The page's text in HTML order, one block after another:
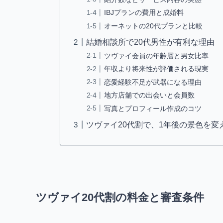
IBJプランの費用と成婚料
オーネットの20代プランと比較
結婚相談所で20代男性が有利な理由
ツヴァイ会員の年齢層と男女比率
年収より将来性が評価される現実
恋愛経験不足が武器になる理由
地方店舗での出会いと会員数
写真とプロフィール作成のコツ
ツヴァイ20代割で、1年後の景色を変
ツヴァイ20代割の料金と審査条件